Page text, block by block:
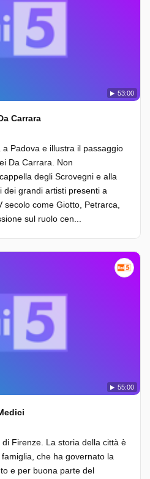
53:00
Carrara
Padova e illustra il passaggio
Da Carrara. Non
degli Scrovegni e alla
dei grandi artisti presenti a
secolo come Giotto, Petrarca,
sul ruolo cen...
55:00
Firenze. La storia della città è
che ha governato la
e per buona parte del